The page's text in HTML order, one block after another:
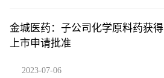
金城医药：子公司化学原料药获得
上市申请批准
2023-07-06